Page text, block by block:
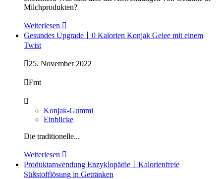
Milchprodukten?
Weiterlesen 
Gesundes Upgrade丨0 Kalorien Konjak Gelee mit einem
Twist
25. November 2022
Fmt

Konjak-Gummi
Einblicke
Die traditionelle...
Weiterlesen 
Produktanwendung Enzyklopädie丨Kalorienfreie
Süßstofflösung in Getränken